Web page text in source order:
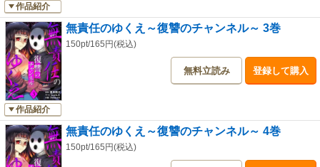
作品紹介
作品紹介
無責任のゆくえ～復讐のチャンネル～ 3巻
150pt/165円(税込)
無料立読み 登録して購入
無責任のゆくえ～復讐のチャンネル～ 4巻
150pt/165円(税込)